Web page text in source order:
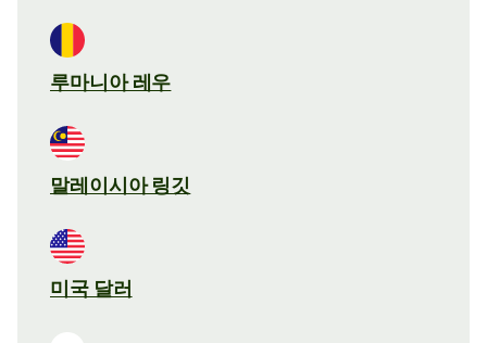
루마니아 레우
말레이시아 링깃
미국 달러